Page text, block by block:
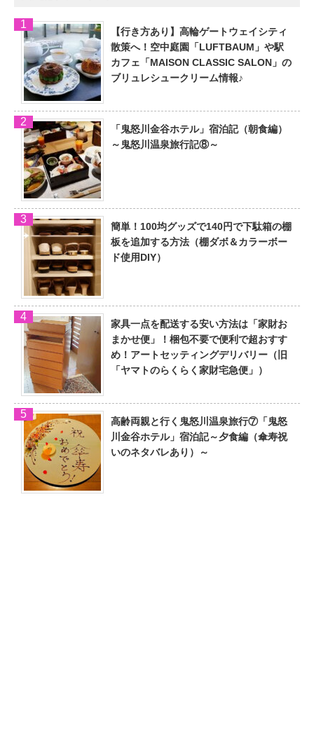
【行き方あり】高輪ゲートウェイシティ
散策へ！空中庭園「LUFTBAUM」や駅
カフェ「MAISON CLASSIC SALON」の
ブリュレシュークリーム情報♪
「鬼怒川金谷ホテル」宿泊記（朝食編）
～鬼怒川温泉旅行記⑧～
簡単！100均グッズで140円で下駄箱の棚
板を追加する方法（棚ダボ＆カラーボー
ド使用DIY）
家具一点を配送する安い方法は「家財お
まかせ便」！梱包不要で便利で超おすす
め！アートセッティングデリバリー（旧
「ヤマトのらくらく家財宅急便」）
高齢両親と行く鬼怒川温泉旅行⑦「鬼怒
川金谷ホテル」宿泊記～夕食編（傘寿祝
いのネタバレあり）～